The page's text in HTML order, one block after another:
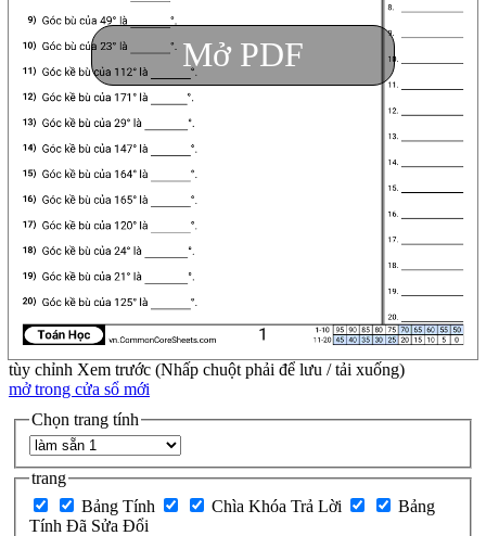
Mở PDF
tùy chỉnh Xem trước (Nhấp chuột phải để lưu / tải xuống)
mở trong cửa sổ mới
Chọn trang tính
trang
Bảng Tính
Chìa Khóa Trả Lời
Bảng
Tính Đã Sửa Đổi